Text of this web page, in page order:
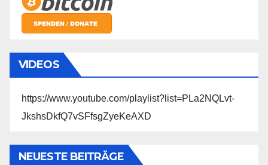
VIDEOS
https://www.youtube.com/playlist?list=PLa2NQLvt-
JkshsDkfQ7vSFfsgZyeKeAXD
NEUESTE BEITRÄGE